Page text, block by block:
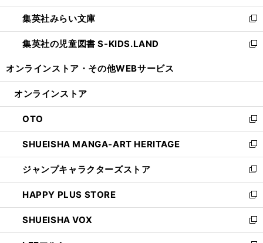
開
く
ウ
で
開
く
ン
ド
ウ
で
ウ
ィ
ン
ド
開
集英社みらい文庫
新
し
い
ン
ウ
で
開
く
集英社の児童図書 S-KIDS.LAND
新
ウ
ン
ド
ウ
で
開
く
オンラインストア・ その他WEBサービス
オンラインストア
OTO
新
し
い
ウ
ィ
ン
ド
ウ
で
開
SHUEISHA MANGA-ART HERITAGE
新
し
い
ウ
ィ
ン
ド
ウ
ジャンプキャラクターズストア
新
し
い
ウ
ィ
ン
HAPPY PLUS STORE
新
し
い
ウ
SHUEISHA VOX
新
し